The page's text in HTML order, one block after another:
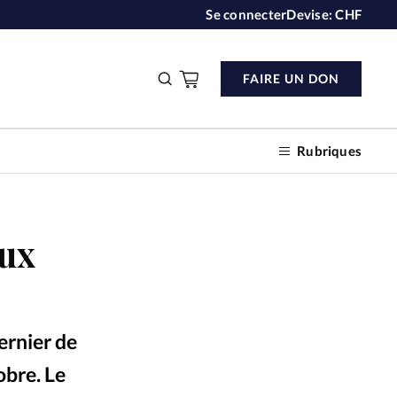
Se connecterDevise:CHF
Rubriques
FAIRE UN DON
de
Le